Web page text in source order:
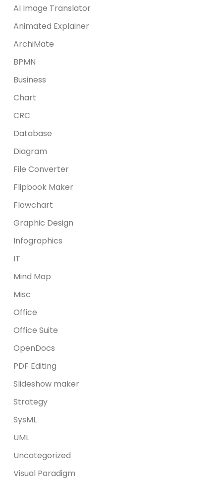
AI Image Translator
Animated Explainer
ArchiMate
BPMN
Business
Chart
CRC
Database
Diagram
File Converter
Flipbook Maker
Flowchart
Graphic Design
Infographics
IT
Mind Map
Misc
Office
Office Suite
OpenDocs
PDF Editing
Slideshow maker
Strategy
SysML
UML
Uncategorized
Visual Paradigm